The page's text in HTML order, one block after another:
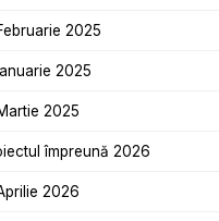
2025
Ianuarie 2025
2025
împreună 2026
2026